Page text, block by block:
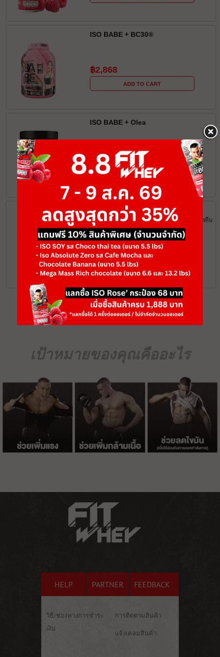
ISO BABE + BC30®️
฿2,868
ADD TO CART
ISO BABE + Olea
฿350
ADD TO CART
ISO CLEAR
เวย์โปรตีนแบบเคลียร์ ไม่ข้น ใส ไม่นม สดชื่นโปรตีน
สูง
฿2,232
ADD TO CART
‹ 1 ›
เป้าหมายของคุณคืออะไร
HELP PARTNER FEEDBACK
วิธี/ช่องทางการชำระ
เงิน
การติดตามสินค้า
แจ้งเคลมสินค้า